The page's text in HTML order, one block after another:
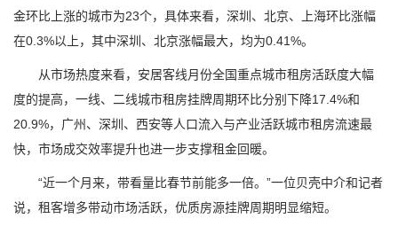
金环比上涨的城市为23个，具体来看，深圳、北京、上海环比涨幅
在0.3%以上，其中深圳、北京涨幅最大，均为0.41%。
从市场热度来看，安居客线月份全国重点城市租房活跃度大幅
度的提高，一线、二线城市租房挂牌周期环比分别下降17.4%和
20.9%，广州、深圳、西安等人口流入与产业活跃城市租房流速最
快，市场成交效率提升也进一步支撑租金回暖。
“近一个月来，带看量比春节前能多一倍。”一位贝壳中介和记者
说，租客增多带动市场活跃，优质房源挂牌周期明显缩短。